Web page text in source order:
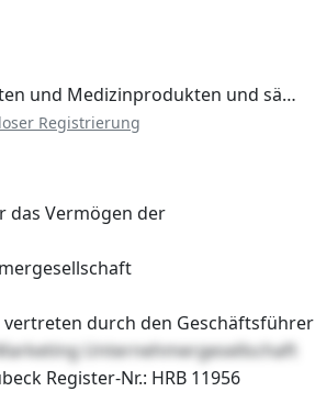
und Medizinprodukten und sä…
Registrierung
das Vermögen der
vertreten durch den Geschäftsführer
Unternehmergesellschaft
Register-Nr.: HRB 11956